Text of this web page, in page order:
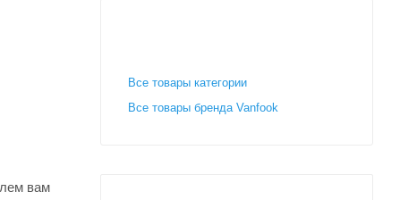
вам
Все товары категории
Все товары бренда Vanfook